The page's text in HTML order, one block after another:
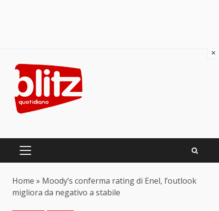
content
PRIMARY
Home » Moody’s conferma rating di Enel, l’outlook
migliora da negativo a stabile
×